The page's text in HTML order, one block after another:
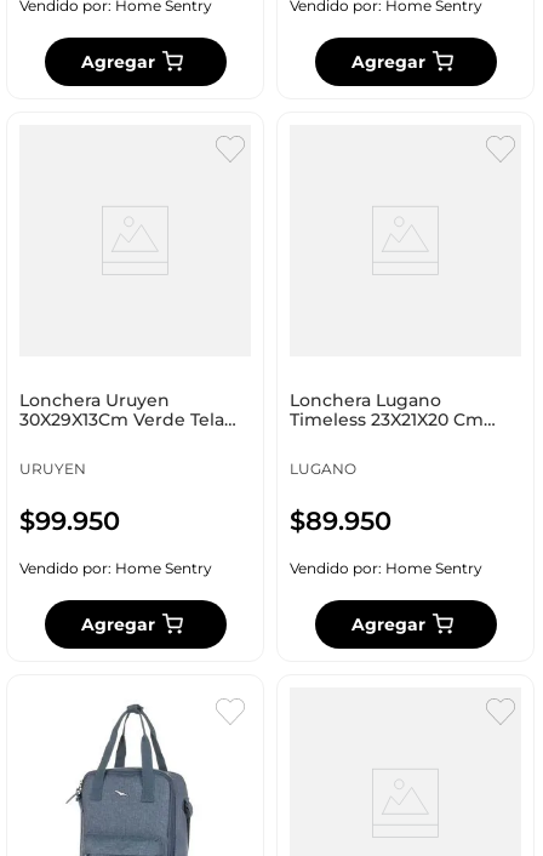
Vendido por: Home Sentry
Agregar
Vendido por: Home Sentry
Agregar
Lonchera Uruyen
30X29X13Cm Verde Tela
URUYEN
$99.950
Vendido por: Home Sentry
Agregar
Lonchera Lugano
Timeless 23X21X20 Cm
LUGANO
$89.950
Vendido por: Home Sentry
Agregar